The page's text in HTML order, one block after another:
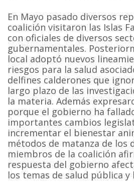
En Mayo pasado diversos
coalición visitaron las Islas
con oficiales de diversos
gubernamentales.
local adoptó nuevos
riesgos para la salud
delfines calderones que
largo plazo de las
la materia. Además
porque el gobierno ha
importantes cambios
incrementar el bienestar
métodos de matanza de los
miembros de la coalición
respuesta del gobierno
los temas de salud pública